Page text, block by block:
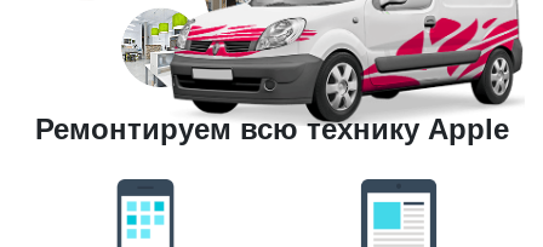
Ремонтируем всю технику Apple